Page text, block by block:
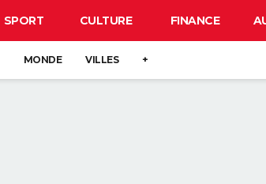
SPORT CULTURE FINANCE
MONDE VILLES +